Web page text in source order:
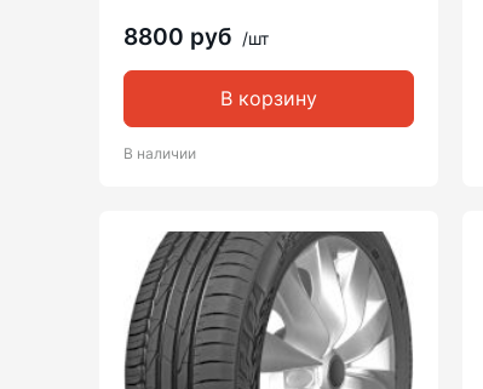
8800 руб /шт
В корзину
В наличии